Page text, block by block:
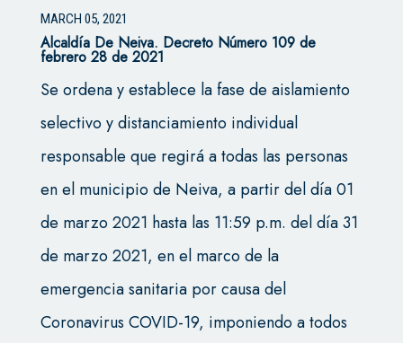
MARCH 05, 2021
Alcaldía De Neiva. Decreto Número 109 de
febrero 28 de 2021
Se ordena y establece la fase de aislamiento
selectivo y distanciamiento individual
responsable que regirá a todas las personas
en el municipio de Neiva, a partir del día 01
de marzo 2021 hasta las 11:59 p.m. del día 31
de marzo 2021, en el marco de la
emergencia sanitaria por causa del
Coronavirus COVID-19, imponiendo a todos